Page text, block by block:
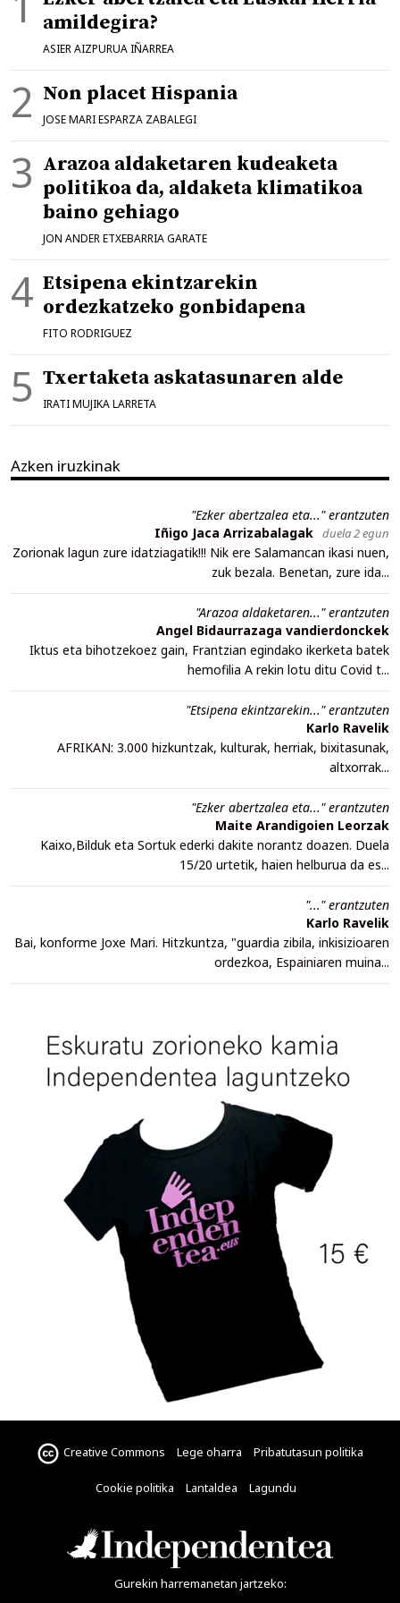
amildegira?
ASIER AIZPURUA IÑARREA
Non placet Hispania
JOSE MARI ESPARZA ZABALEGI
Arazoa aldaketaren kudeaketa
politikoa da, aldaketa klimatikoa
baino gehiago
JON ANDER ETXEBARRIA GARATE
Etsipena ekintzarekin
ordezkatzeko gonbidapena
FITO RODRIGUEZ
Txertaketa askatasunaren alde
IRATI MUJIKA LARRETA
Azken iruzkinak
"Ezker abertzalea eta..." erantzuten
Iñigo Jaca Arrizabalagak duela 2 egun
Zorionak lagun zure idatziagatik!!! Nik ere Salamancan ikasi nuen,
zuk bezala. Benetan, zure ida...
"Arazoa aldaketaren..." erantzuten
Angel Bidaurrazaga vandierdonckek
Iktus eta bihotzekoez gain, Frantzian egindako ikerketa batek
hemofilia A rekin lotu ditu Covid t...
"Etsipena ekintzarekin..." erantzuten
Karlo Ravelik
AFRIKAN: 3.000 hizkuntzak, kulturak, herriak, bixitasunak,
altxorrak...
"Ezker abertzalea eta..." erantzuten
Maite Arandigoien Leorzak
Kaixo,Bilduk eta Sortuk ederki dakite norantz doazen. Duela
15/20 urtetik, haien helburua da es...
"..." erantzuten
Karlo Ravelik
Bai, konforme Joxe Mari. Hitzkuntza, "guardia zibila, inkisizioaren
ordezkoa, Espainiaren muina...
Creative Commons Lege oharra Pribatutasun politika
Cookie politika Lantaldea Lagundu
Gurekin harremanetan jartzeko: